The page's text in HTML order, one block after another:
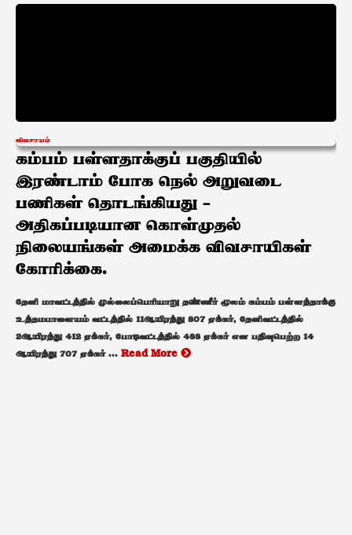
விவசாயம்
கம்பம் பள்ளதாக்குப் பகுதியில்
இரண்டாம் போக நெல் அறுவடை
பணிகள் தொடங்கியது –
அதிகப்படியான கொள்முதல்
நிலையங்கள் அமைக்க விவசாயிகள்
கோரிக்கை.
தேனி மாவட்டத்தில் முல்லைப்பெரியாறு தண்ணீர் மூலம் கம்பம் பள்ளத்தாக்கு
உத்தமபாளையம் வட்டத்தில் 11ஆயிரத்து 807 ஏக்கர், தேனிவட்டத்தில்
2ஆயிரத்து 412 ஏக்கர், போடிவட்டத்தில் 488 ஏக்கர் என பதிவுபெற்ற 14
ஆயிரத்து 707 ஏக்கர் ... Read More